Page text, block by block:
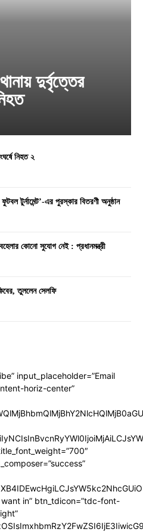
দুর্বৃত্তের
নিহত ২
টুর্নামেন্ট’-এর পুরস্কার বিতরণী অনুষ্ঠান
কোনো সুযোগ নেই : প্রধানমন্ত্রী
তুললেন সেলফি
input_placeholder=”Email
horiz-center”
in” btn_tdicon=”tdc-font-